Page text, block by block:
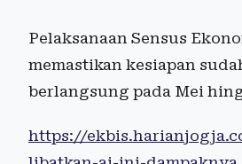
Pelaksanaan Sensus
memastikan kesiapan
berlangsung pada Mei
https://